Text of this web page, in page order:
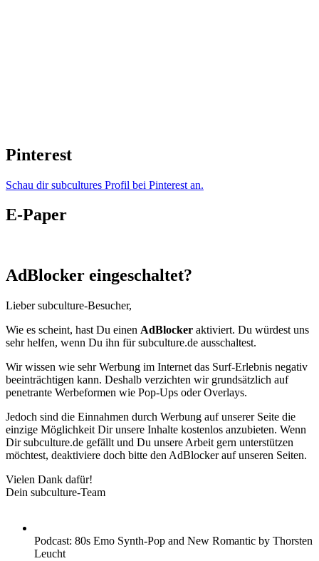
Pinterest
Schau dir subcultures Profil bei Pinterest an.
E-Paper
AdBlocker eingeschaltet?
Lieber subculture-Besucher,
Wie es scheint, hast Du einen AdBlocker aktiviert. Du würdest uns
sehr helfen, wenn Du ihn für subculture.de ausschaltest.
Wir wissen wie sehr Werbung im Internet das Surf-Erlebnis negativ
beeinträchtigen kann. Deshalb verzichten wir grundsätzlich auf
penetrante Werbeformen wie Pop-Ups oder Overlays.
Jedoch sind die Einnahmen durch Werbung auf unserer Seite die
einzige Möglichkeit Dir unsere Inhalte kostenlos anzubieten. Wenn
Dir subculture.de gefällt und Du unsere Arbeit gern unterstützen
möchtest, deaktiviere doch bitte den AdBlocker auf unseren Seiten.
Vielen Dank dafür!
Dein subculture-Team
Podcast: 80s Emo Synth-Pop and New Romantic by Thorsten
Leucht